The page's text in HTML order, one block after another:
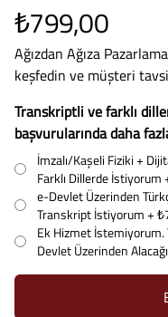
₺799,00
Ağızdan Ağıza
keşfedin ve müşteri
Transkriptli ve farklı
başvurularında daha
İmzalı/Kaşeli Fiziki +
Farklı Dillerde İstiyorum
e-Devlet Üzerinden
Transkript İstiyorum+
Ek Hizmet
Devlet Üzerinden